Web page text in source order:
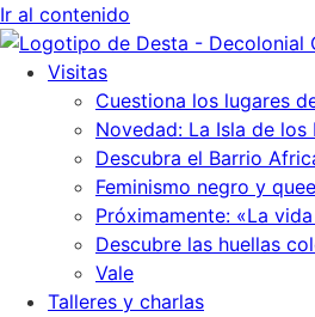
Ir al contenido
Visitas
Cuestiona los lugares
Novedad: La Isla de
Descubra el Barrio
Feminismo negro y
Próximamente: «La
Descubre las huellas
Vale
Talleres y charlas